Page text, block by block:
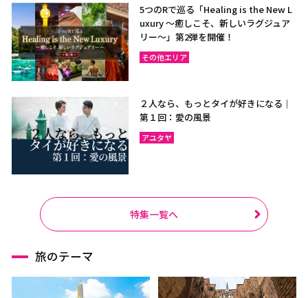
5つのRで巡る「Healing is the New L
uxury ～癒しこそ、新しいラグジュア
リー〜」第2弾を開催！
その他エリア
２人なら、もっとタイが好きになる｜
第１回：愛の風景
アユタヤ
特集一覧へ
旅のテーマ